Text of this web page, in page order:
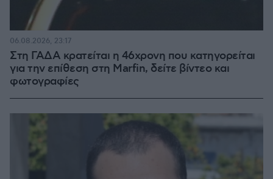
Στη ΓΑΔΑ κρατείται η 46χρονη που κατηγορείται
για την επίθεση στη Marfin, δείτε βίντεο και
φωτογραφίες
06.08.2026, 23:17